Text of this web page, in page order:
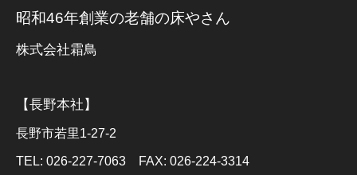
昭和46年創業の老舗の床やさん
株式会社霜鳥
【長野本社】
長野市若里1-27-2
TEL: 026-227-7063 FAX: 026-224-3314